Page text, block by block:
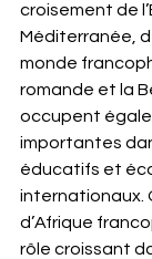
croisement de
Méditerranée,
monde
romande et la
occupent
importantes
éducatifs et
internationaux.
d’Afrique
rôle croissant